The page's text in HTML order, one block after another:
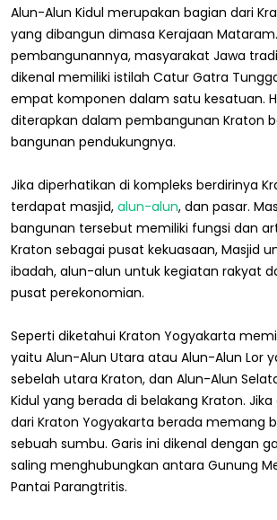
Alun-Alun Kidul merupakan bagian dari
yang dibangun dimasa Kerajaan
pembangunannya, masyarakat Jawa
dikenal memiliki istilah Catur Gatra
empat komponen dalam satu kesatuan.
diterapkan dalam pembangunan Kraton
bangunan pendukungnya.
Jika diperhatikan di kompleks berdirinya
terdapat masjid, alun-alun, dan pasar.
bangunan tersebut memiliki fungsi dan
Kraton sebagai pusat kekuasaan, Masjid
ibadah, alun-alun untuk kegiatan rakyat
pusat perekonomian.
Seperti diketahui Kraton Yogyakarta
yaitu Alun-Alun Utara atau Alun-Alun Lor
sebelah utara Kraton, dan Alun-Alun
Kidul yang berada di belakang Kraton.
dari Kraton Yogyakarta berada memang
sebuah sumbu. Garis ini dikenal dengan
saling menghubungkan antara Gunung
Pantai Parangtritis.